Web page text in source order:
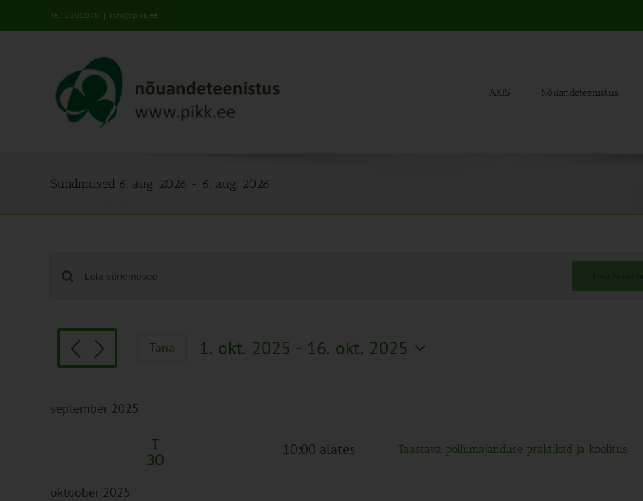
Tel: 5201078 | info@pikk.ee
AKIS Nõuandeteenistus
Sündmused 6. aug. 2026 - 6. aug. 2026
Sündmused
Views
Navigation
Enter
for
Sündmused
by
Täna 1. okt. 2025 - 16. okt. 2025
september 2025
T
30
10:00 alates Taastava põllumajanduse praktikad ja koolitus
oktoober 2025